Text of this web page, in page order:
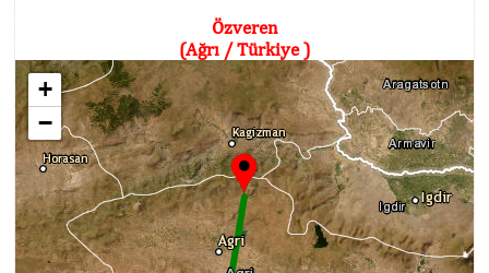
Özveren
(Ağrı / Türkiye )
+
−